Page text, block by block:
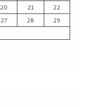
20 21
22
27 28
29